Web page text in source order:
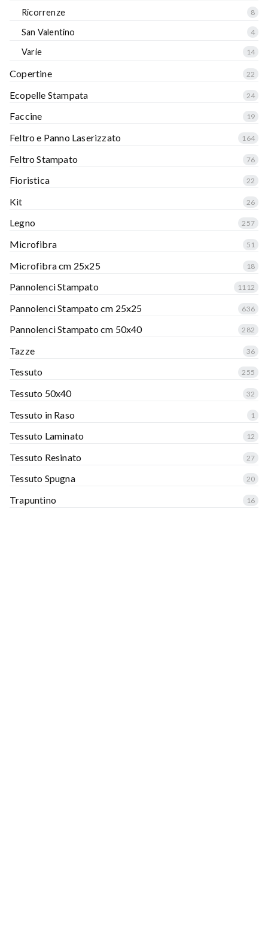
Ricorrenze 8
San Valentino 4
Varie 14
Copertine 22
Ecopelle Stampata 24
Faccine 19
Feltro e Panno Laserizzato 164
Feltro Stampato 76
Fioristica 22
Kit 26
Legno 257
Microfibra 51
Microfibra cm 25x25 18
Pannolenci Stampato 1112
Pannolenci Stampato cm 25x25 636
Pannolenci Stampato cm 50x40 282
Tazze 36
Tessuto 255
Tessuto 50x40 32
Tessuto in Raso 1
Tessuto Laminato 12
Tessuto Resinato 27
Tessuto Spugna 20
Trapuntino 16